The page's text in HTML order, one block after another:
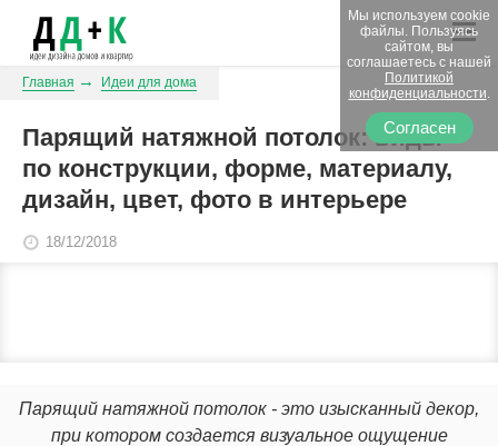
Главная Идеи для дома
Парящий натяжной потолок: виды
по конструкции, форме, материалу,
дизайн, цвет, фото в интерьере
18/12/2018
Парящий натяжной потолок - это изысканный декор,
при котором создается визуальное ощущение
Мы используем cookie
файлы. Пользуясь
сайтом, вы
соглашаетесь с нашей
Политикой
конфиденциальности.
Согласен